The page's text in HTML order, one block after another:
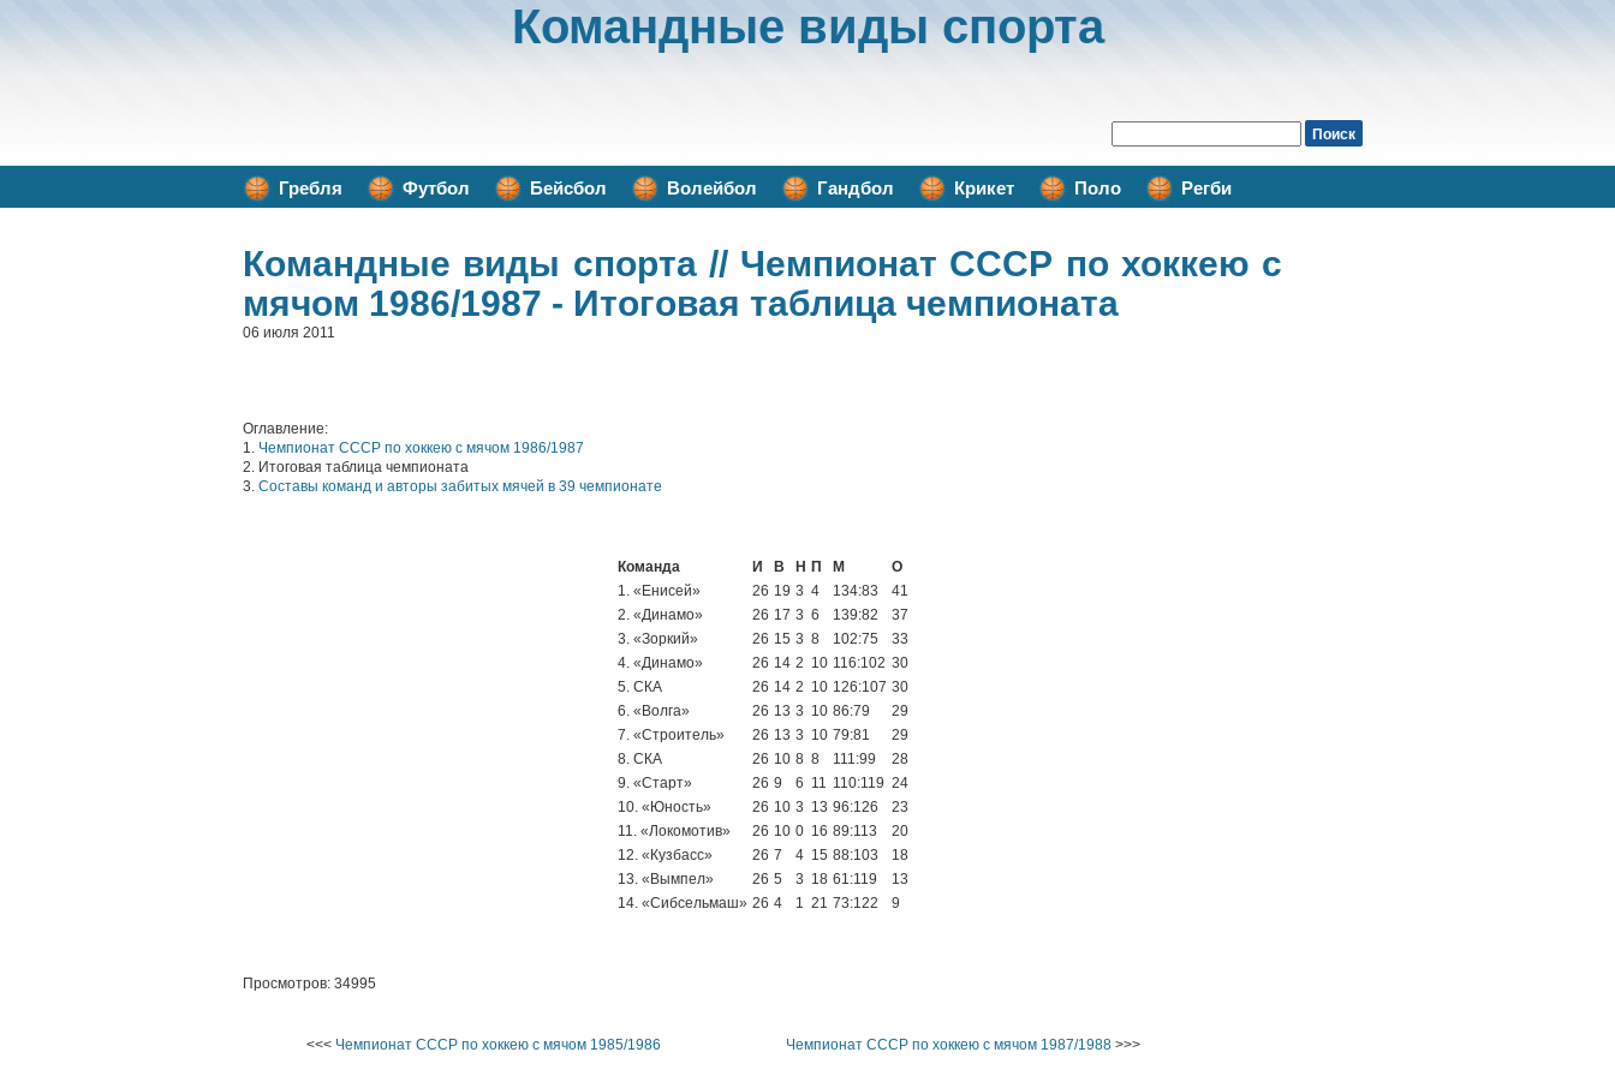
Командные виды спорта
Гребля Футбол Бейсбол Волейбол Гандбол Крикет Поло Регби
Командные виды спорта// Чемпионат СССР по хоккею с
мячом 1986/1987 - Итоговая таблица чемпионата
06 июля 2011
Оглавление:
1. Чемпионат СССР по хоккею с мячом 1986/1987
2. Итоговая таблица чемпионата
3. Составы команд и авторы забитых мячей в 39 чемпионате
Команда И В Н П М
О
1. «Енисей»
26 19 3 4 134:83
41
2. «Динамо»
26 17 3 6 139:82
37
3. «Зоркий»
26 15 3 8 102:75
33
4. «Динамо»
26 14 2 10 116:102 30
5. СКА
26 14 2 10 126:107 30
6. «Волга»
26 13 3 10 86:79
29
7. «Строитель»
26 13 3 10 79:81
29
8. СКА
26 10 8 8 111:99
28
9. «Старт»
26 9 6 11 110:119 24
10. «Юность»
26 10 3 13 96:126
23
11. «Локомотив»
26 10 0 16 89:113
20
12. «Кузбасс»
26 7 4 15 88:103
18
13. «Вымпел»
26 5 3 18 61:119
13
14. «Сибсельмаш» 26 4 1 21 73:122 9
Просмотров: 34995
<<< Чемпионат СССР по хоккею с мячом 1985/1986 Чемпионат СССР по хоккею с мячом 1987/1988 >>>